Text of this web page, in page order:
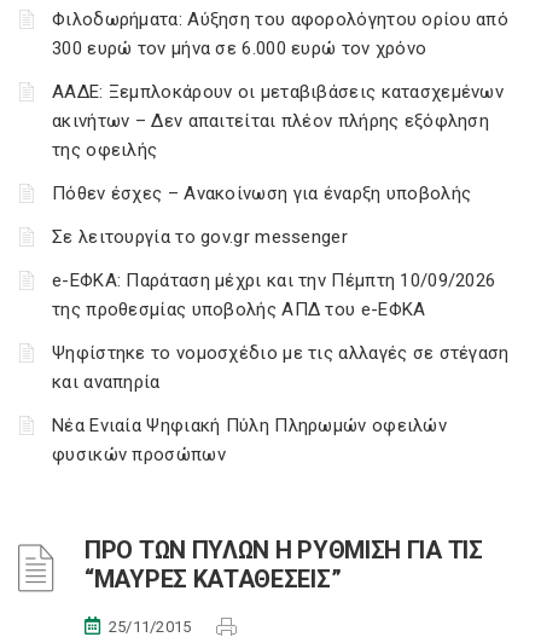
Φιλοδωρήματα: Αύξηση του αφορολόγητου ορίου από
300 ευρώ τον μήνα σε 6.000 ευρώ τον χρόνο
ΑΑΔΕ: Ξεμπλοκάρουν οι μεταβιβάσεις κατασχεμένων
ακινήτων – Δεν απαιτείται πλέον πλήρης εξόφληση
της οφειλής
Πόθεν έσχες – Ανακοίνωση για έναρξη υποβολής
Σε λειτουργία το gov.gr messenger
e-ΕΦΚΑ: Παράταση μέχρι και την Πέμπτη 10/09/2026
της προθεσμίας υποβολής ΑΠΔ του e-ΕΦΚΑ
Ψηφίστηκε το νομοσχέδιο με τις αλλαγές σε στέγαση
και αναπηρία
Νέα Ενιαία Ψηφιακή Πύλη Πληρωμών οφειλών
φυσικών προσώπων
ΠΡΟ ΤΩΝ ΠΥΛΩΝ Η ΡΥΘΜΙΣΗ ΓΙΑ ΤΙΣ
“ΜΑΥΡΕΣ ΚΑΤΑΘΕΣΕΙΣ”
25/11/2015